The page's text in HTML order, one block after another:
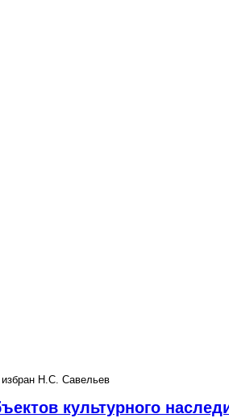
избран Н.С. Савельев
культурного